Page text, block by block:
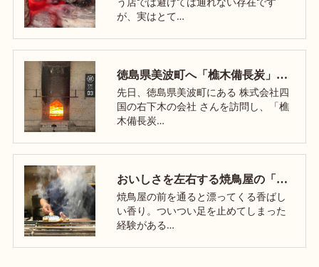
が、実はとて…
徳島県美波町へ「樵木備長炭」の製造現場へ見学に行ってきました
先日、徳島県美波町にある 株式会社四
国の右下木の会社 さんを訪問し、「樵
木備長炭…
おいしさを左右する焼鳥屋の「煙」に迫る！
焼鳥屋の前を通ると漂ってくる香ばし
い香り。ついつい足を止めてしまった
経験がある…